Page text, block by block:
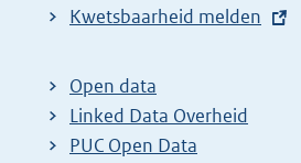
E
t
e
r
Kwetsbaarheid melden
Open data
Linked Data Overheid
PUC Open Data